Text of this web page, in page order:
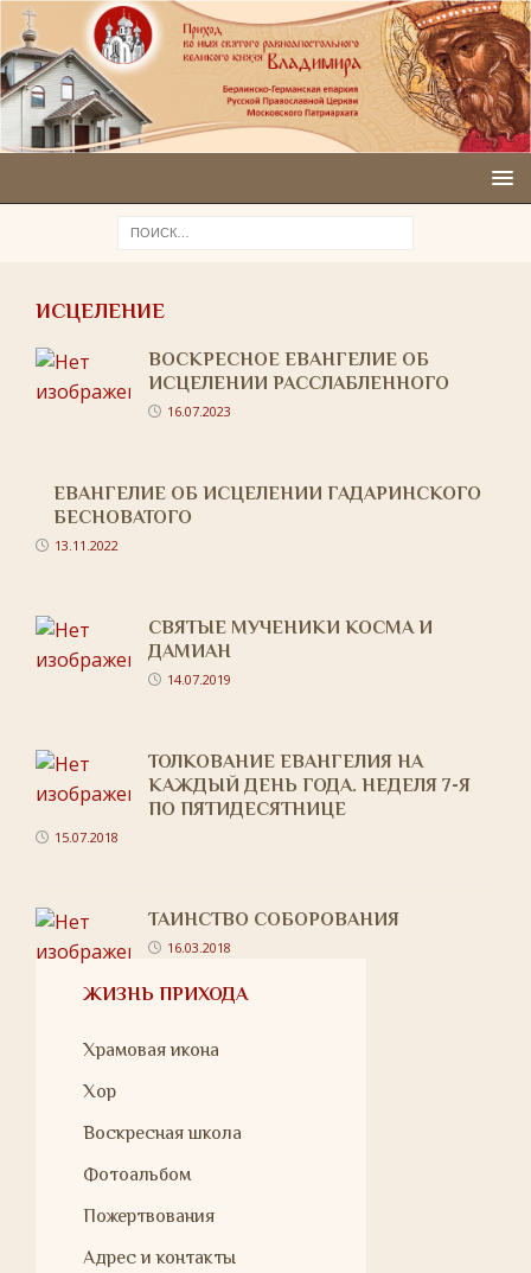
ИСЦЕЛЕНИЕ
ВОСКРЕСНОЕ ЕВАНГЕЛИЕ ОБ
ИСЦЕЛЕНИИ РАССЛАБЛЕННОГО
16.07.2023
ЕВАНГЕЛИЕ ОБ ИСЦЕЛЕНИИ ГАДАРИНСКОГО
БЕСНОВАТОГО
13.11.2022
СВЯТЫЕ МУЧЕНИКИ КОСМА И
ДАМИАН
14.07.2019
ТОЛКОВАНИЕ ЕВАНГЕЛИЯ НА
КАЖДЫЙ ДЕНЬ ГОДА. НЕДЕЛЯ 7-Я
ПО ПЯТИДЕСЯТНИЦЕ
15.07.2018
ТАИНСТВО СОБОРОВАНИЯ
16.03.2018
ЖИЗНЬ ПРИХОДА
Храмовая икона
Хор
Воскресная школа
Фотоальбом
Пожертвования
Адрес и контакты